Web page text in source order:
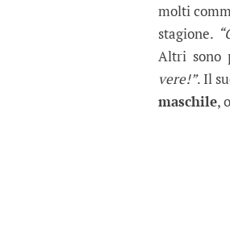
molti
stagione.
Altri sono
vere!”. Il
maschile,